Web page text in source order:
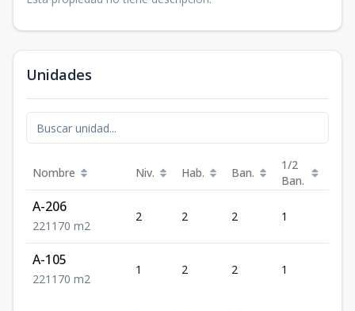
Unidades
Nombre Niv. Hab. Ban.
1/2
Ban.
A-206
221 170 m2
2 2 2 1
A-105
221 170 m2
1 2 2 1